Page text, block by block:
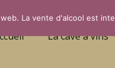
La cave à vins
La vente d'alcool est